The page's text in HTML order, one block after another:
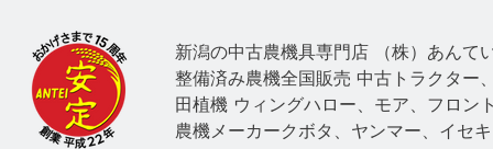
新潟の中古農機具専門店 （株）あんて
整備済み農機全国販売 中古トラクター
田植機 ウィングハロー、モア、フロン
農機メーカークボタ、ヤンマー、イセ